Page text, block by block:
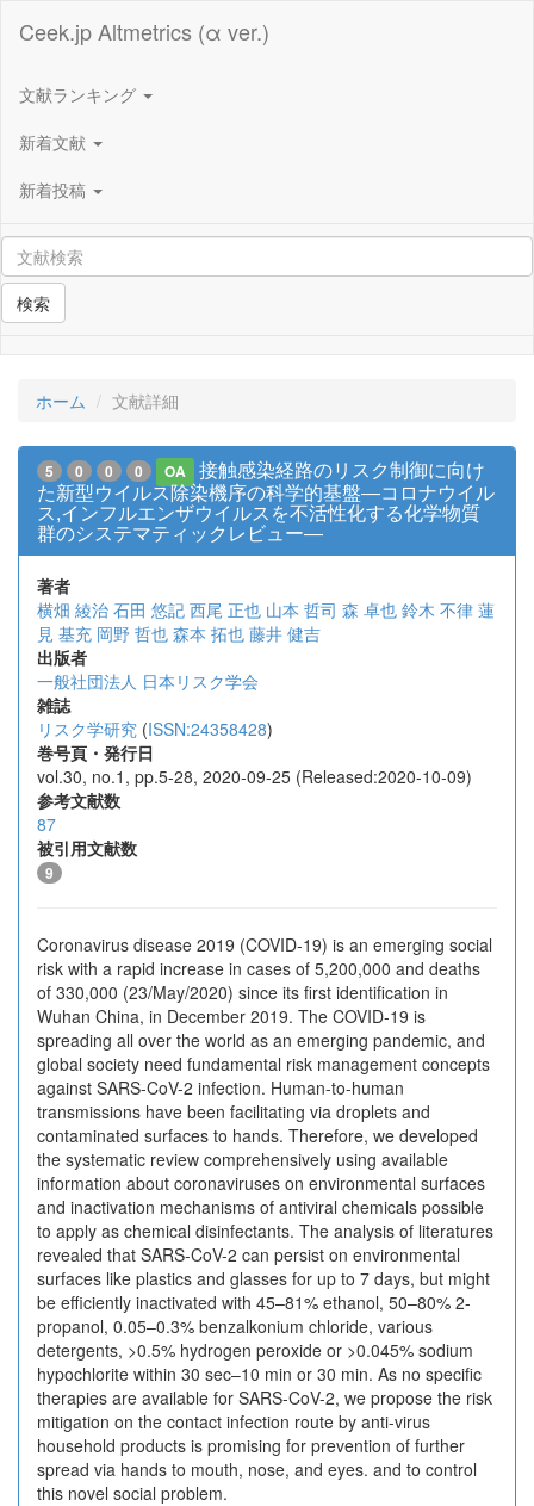
Ceek.jp Altmetrics (α ver.)
文献ランキング
新着文献
新着投稿
検索
ホーム 文献詳細
5 0 0 0 OA
接触感染経路のリスク制御に向け
た新型ウイルス除染機序の科学的基盤―コロナウイル
ス,インフルエンザウイルスを不活性化する化学物質
群のシステマティックレビュー―
著者
横畑 綾治 石田 悠記 西尾 正也 山本 哲司 森 卓也 鈴木 不律 蓮
見 基充 岡野 哲也 森本 拓也 藤井 健吉
出版者
一般社団法人 日本リスク学会
雑誌
リスク学研究 (ISSN:24358428)
巻号頁・発行日
vol.30, no.1, pp.5-28, 2020-09-25 (Released:2020-10-09)
参考文献数
87
被引用文献数
9
Coronavirus disease 2019 (COVID-19) is an emerging social
risk with a rapid increase in cases of 5,200,000 and deaths
of 330,000 (23/May/2020) since its first identification in
Wuhan China, in December 2019. The COVID-19 is
spreading all over the world as an emerging pandemic, and
global society need fundamental risk management concepts
against SARS-CoV-2 infection. Human-to-human
transmissions have been facilitating via droplets and
contaminated surfaces to hands. Therefore, we developed
the systematic review comprehensively using available
information about coronaviruses on environmental surfaces
and inactivation mechanisms of antiviral chemicals possible
to apply as chemical disinfectants. The analysis of literatures
revealed that SARS-CoV-2 can persist on environmental
surfaces like plastics and glasses for up to 7 days, but might
be efficiently inactivated with 45–81% ethanol, 50–80% 2-
propanol, 0.05–0.3% benzalkonium chloride, various
detergents, >0.5% hydrogen peroxide or >0.045% sodium
hypochlorite within 30 sec–10 min or 30 min. As no specific
therapies are available for SARS-CoV-2, we propose the risk
mitigation on the contact infection route by anti-virus
household products is promising for prevention of further
spread via hands to mouth, nose, and eyes. and to control
this novel social problem.